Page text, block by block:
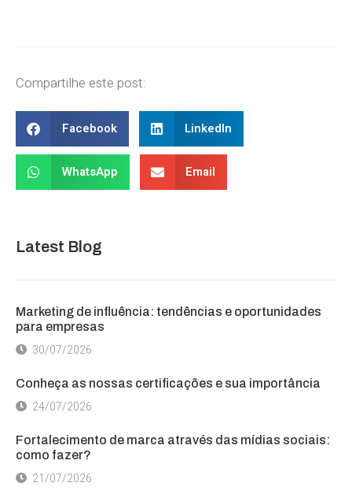
Compartilhe este post:
Facebook LinkedIn
WhatsApp Email
Latest Blog
Marketing de influência: tendências e oportunidades
para empresas
30/07/2026
Conheça as nossas certificações e sua importância
24/07/2026
Fortalecimento de marca através das mídias sociais:
como fazer?
21/07/2026